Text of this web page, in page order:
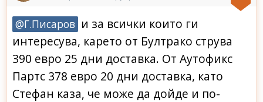
@Г.Писаров и за всички които ги
интересува, карето от Бултрако струва
390 евро 25 дни доставка. От Аутофикс
Партс 378 евро 20 дни доставка, като
Стефан каза, че може да дойде и по-